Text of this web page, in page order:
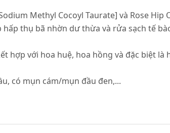
Methyl Cocoyl Taurate] và Rose Hip
thụ bã nhờn dư thừa và rửa sạch tế
với hoa huệ, hoa hồng và đặc biệt là
có mụn cám/mụn đầu đen,...